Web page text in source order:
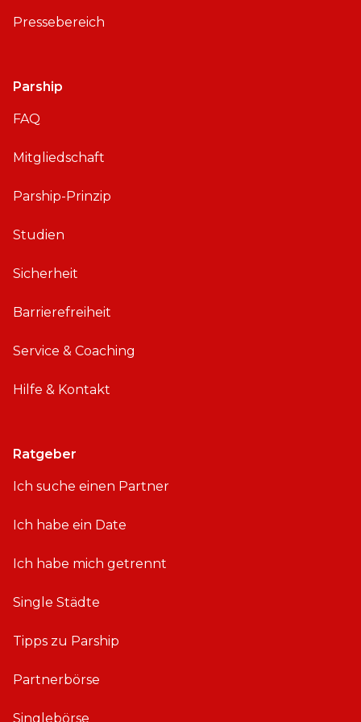
Pressebereich
Parship
FAQ
Mitgliedschaft
Parship-Prinzip
Studien
Sicherheit
Barrierefreiheit
Service & Coaching
Hilfe & Kontakt
Ratgeber
Ich suche einen Partner
Ich habe ein Date
Ich habe mich getrennt
Single Städte
Tipps zu Parship
Partnerbörse
Singlebörse